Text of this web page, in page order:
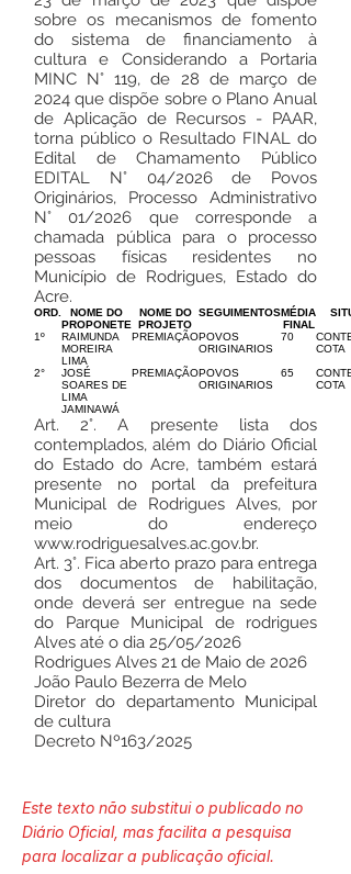
sobre os mecanismos de fomento
do sistema de financiamento à
cultura e Considerando a Portaria
MINC N° 119, de 28 de março de
2024 que dispõe sobre o Plano Anual
de Aplicação de Recursos - PAAR,
torna público o Resultado FINAL do
Edital de Chamamento Público
EDITAL N° 04/2026 de Povos
Originários, Processo Administrativo
N° 01/2026 que corresponde a
chamada pública para o processo
pessoas físicas residentes no
Município de Rodrigues, Estado do
Acre.
ORD.
NOME DO
PROPONETE
NOME DO
PROJETO
SEGUIMENTOSMÉDIA
FINAL
1º
RAIMUNDA
MOREIRA
LIMA
PREMIAÇÃOPOVOS
ORIGINARIOS
70
COTA
2°
JOSÉ
SOARES DE
LIMA
JAMINAWÁ
PREMIAÇÃOPOVOS
ORIGINARIOS
65
COTA
Art. 2°. A presente lista dos
contemplados, além do Diário Oficial
do Estado do Acre, também estará
presente no portal da prefeitura
Municipal de Rodrigues Alves, por
meio do endereço
www.rodriguesalves.ac.gov.br.
Art. 3°. Fica aberto prazo para entrega
dos documentos de habilitação,
onde deverá ser entregue na sede
do Parque Municipal de rodrigues
Alves até o dia 25/05/2026
Rodrigues Alves 21 de Maio de 2026
João Paulo Bezerra de Melo
Diretor do departamento Municipal
de cultura
Decreto Nº163/2025
Este texto não substitui o publicado no
Diário Oficial, mas facilita a pesquisa
para localizar a publicação oficial.